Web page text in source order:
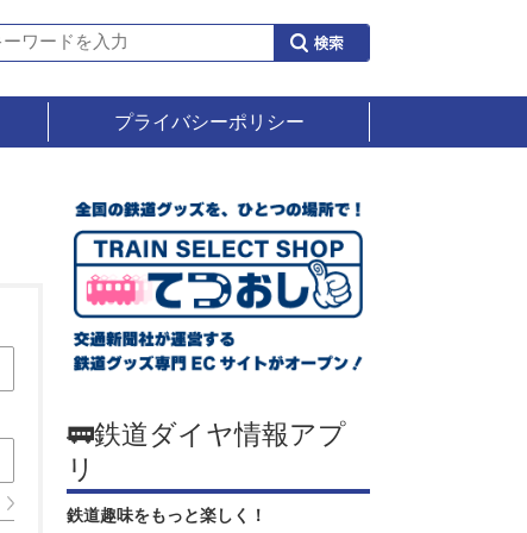
プライバシーポリシー
🚃鉄道ダイヤ情報アプ
リ
鉄道趣味をもっと楽しく！